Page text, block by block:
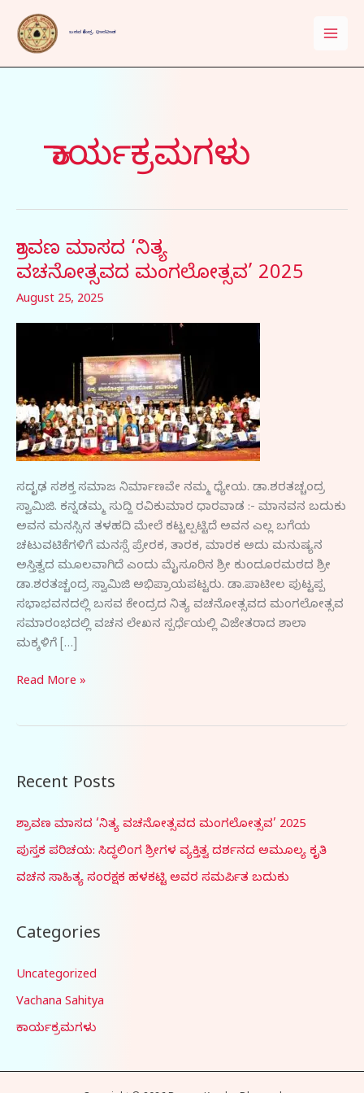
content
ಬಸವ ಕೇಂದ್ರ, ಧಾರವಾಡ
ಕಾರ್ಯಕ್ರಮಗಳು
ಶ್ರಾವಣ ಮಾಸದ ‘ನಿತ್ಯ
ವಚನೋತ್ಸವದ ಮಂಗಲೋತ್ಸವ​’ 2025
August 25, 2025
ಸದೃಢ ಸಶಕ್ತ ಸಮಾಜ ನಿರ್ಮಾಣವೇ ನಮ್ಮ ಧ್ಯೇಯ. ಡಾ.ಶರತಚ್ಚಂದ್ರ
ಸ್ವಾಮಿಜಿ. ಕನ್ನಡಮ್ಮ ಸುದ್ದಿ ರವಿಕುಮಾರ ಧಾರವಾಡ :- ಮಾನವನ ಬದುಕು
ಅವನ ಮನಸ್ಸಿನ ತಳಹದಿ ಮೇಲೆ ಕಟ್ಟಲ್ಪಟ್ಟಿದೆ ಅವನ ಎಲ್ಲ ಬಗೆಯ
ಚಟುವಟಿಕೆಗಳಿಗೆ ಮನಸ್ಸೆ ಪ್ರೇರಕ, ತಾರಕ, ಮಾರಕ ಅದು ಮನುಷ್ಯನ
ಅಸ್ತಿತ್ವದ ಮೂಲವಾಗಿದೆ ಎಂದು ಮೈಸೂರಿನ ಶ್ರೀ ಕುಂದೂರಮಠದ ಶ್ರೀ
ಡಾ.ಶರತಚ್ಚಂದ್ರ ಸ್ವಾಮಿಜಿ ಅಭಿಪ್ರಾಯಪಟ್ಟರು. ಡಾ.ಪಾಟೀಲ ಪುಟ್ಟಪ್ಪ
ಸಭಾಭವನದಲ್ಲಿ ಬಸವ ಕೇಂದ್ರದ ನಿತ್ಯ ವಚನೋತ್ಸವದ ಮಂಗಲೋತ್ಸವ
ಸಮಾರಂಭದಲ್ಲಿ ವಚನ ಲೇಖನ ಸ್ಪರ್ಧೆಯಲ್ಲಿ ವಿಜೇತರಾದ ಶಾಲಾ
ಮಕ್ಕಳಿಗೆ […]
ಶ್ರಾವಣ
ಮಾಸದ
ವಚನೋತ್ಸವದ ಮಂಗಲೋತ್ಸವ​
’
Read More »
Recent Posts
ಶ್ರಾವಣ ಮಾಸದ ‘ನಿತ್ಯ ವಚನೋತ್ಸವದ ಮಂಗಲೋತ್ಸವ​’ 2025
ಪುಸ್ತಕ ಪರಿಚಯ: ಸಿದ್ಧಲಿಂಗ ಶ್ರೀಗಳ ವ್ಯಕ್ತಿತ್ವ ದರ್ಶನದ ಅಮೂಲ್ಯ ಕೃತಿ
ವಚನ ಸಾಹಿತ್ಯ ಸಂರಕ್ಷಕ ಹಳಕಟ್ಟಿ ಅವರ ಸಮರ್ಪಿತ ಬದುಕು
Categories
Uncategorized
Vachana Sahitya
ಕಾರ್ಯಕ್ರಮಗಳು